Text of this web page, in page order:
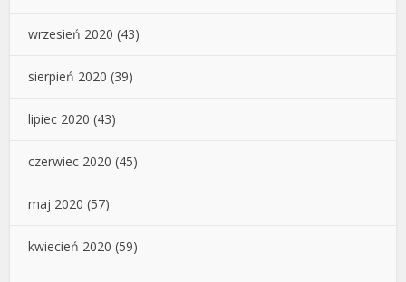
wrzesień 2020 (43)
sierpień 2020 (39)
lipiec 2020 (43)
czerwiec 2020 (45)
maj 2020 (57)
kwiecień 2020 (59)